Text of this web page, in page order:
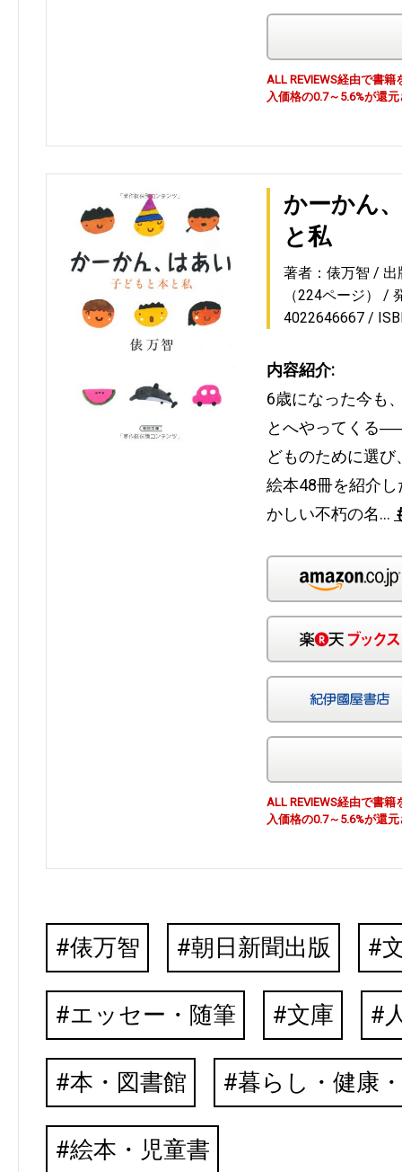
ALL REVIEWS経由で書
入価格の0.7～5.6%が還
かーかん
と私
著者：俵万智
出
（224ページ）
4022646667
内容紹介:
6歳になった今も
とへやってくる
どものために選
絵本48冊を紹介
かしい不朽の名…
ALL REVIEWS経由で書
入価格の0.7～5.6%が還
俵万智 朝日新聞出版
エッセー・随筆 文庫
本・図書館 暮らし・健康
絵本・児童書